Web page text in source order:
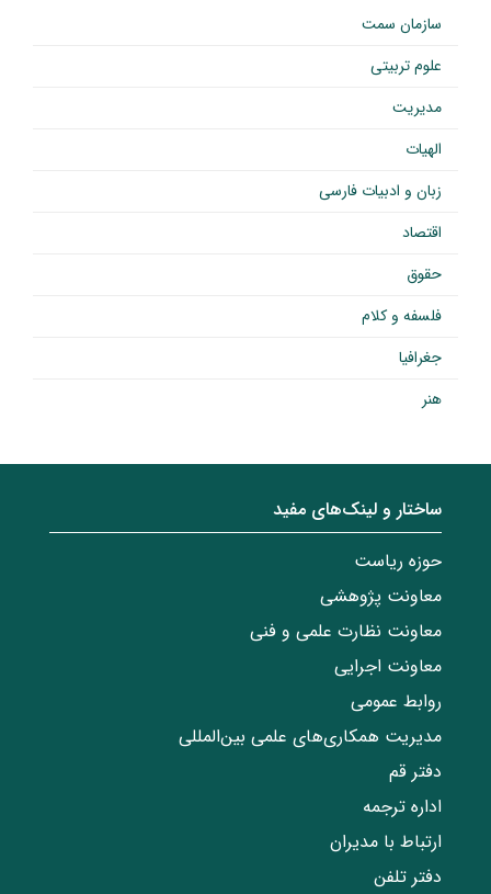
سازمان سمت
علوم تربیتی
مدیریت
الهیات
زبان و ادبیات فارسی
اقتصاد
حقوق
فلسفه و کلام
جغرافیا
هنر
ساختار‌‌ و‌‌ لینک‌های مفید
حوزه ریاست
معاونت پژوهشی
معاونت نظارت علمی و فنی
معاونت اجرایی
روابط عمومی
مدیریت همکاری‌های علمی بین‌المللی
دفتر قم
اداره ترجمه
ارتباط با مدیران
دفتر تلفن